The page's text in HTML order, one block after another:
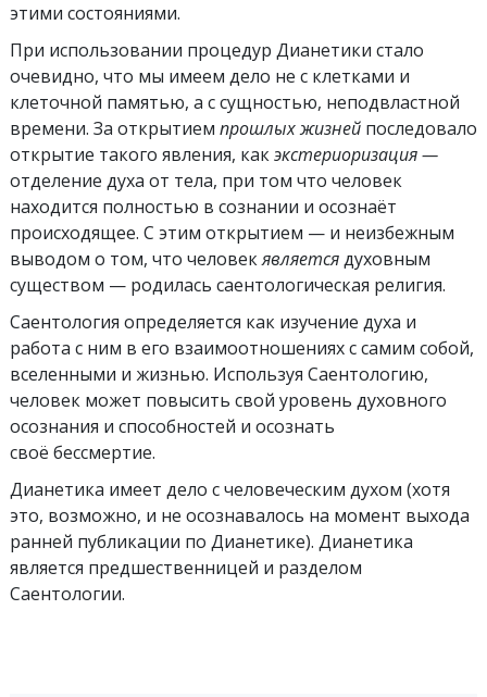
этими состояниями.
При использовании процедур Дианетики стало
очевидно, что мы имеем дело не с клетками и
клеточной памятью, а с сущностью, неподвластной
времени. За открытием прошлых жизней последовало
открытие такого явления, какэкстериоризация—
отделение духа от тела, при том что человек
находится полностью в сознании и осознаёт
происходящее. С этим открытием — и неизбежным
выводом о том, что человекявляетсядуховным
существом — родилась саентологическая религия.
Саентология определяется как изучение духа и
работа с ним в его взаимоотношениях с самим собой,
вселенными и жизнью. Используя Саентологию,
человек может повысить свой уровень духовного
осознания и способностей и осознать
своё бессмертие.
Дианетика имеет дело с человеческим духом (хотя
это, возможно, и не осознавалось на момент выхода
ранней публикации по Дианетике). Дианетика
является предшественницей и разделом
Саентологии.